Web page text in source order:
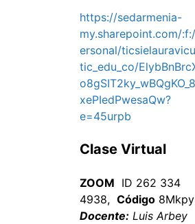
https://sedarmenia-
my.sharepoint.com/
ersonal/
tic_edu_co/
xePIedPwesaQw?
e=45urpb
Clase Virtual
ZOOM ID 262 334
4938,Código
Docente: Luis Arbey